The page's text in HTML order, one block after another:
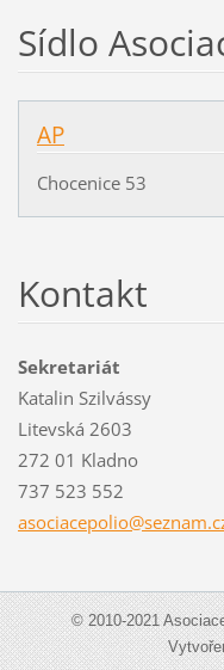
Sídlo
AP
Chocenice 53
Kontakt
Sekretariát
Katalin Szilvássy
Litevská 2603
272 01 Kladno
737 523 552
asociacepolio@se
© 2010-2021